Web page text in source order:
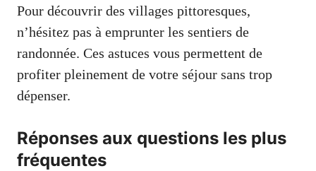
Pour découvrir des villages pittoresques,
n’hésitez pas à emprunter les sentiers de
randonnée. Ces astuces vous permettent de
profiter pleinement de votre séjour sans trop
dépenser.
Réponses aux questions les plus
fréquentes